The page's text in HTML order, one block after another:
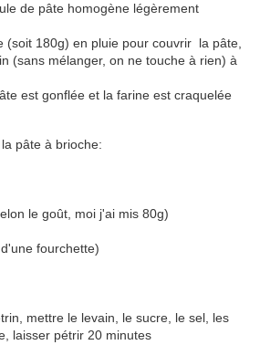
de pâte homogène légèrement
(soit 180g) en pluie pour couvrir la pâte,
(sans mélanger, on ne touche à rien) à
est gonflée et la farine est craquelée
pâte à brioche:
le goût, moi j'ai mis 80g)
fourchette)
mettre le levain, le sucre, le sel, les
laisser pétrir 20 minutes